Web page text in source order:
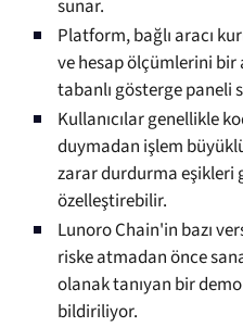
sunar.
Platform, bağlı aracı
ve hesap ölçümlerini
tabanlı gösterge paneli
Kullanıcılar genellikle
duymadan işlem
zarar durdurma eşikleri
özelleştirebilir.
Lunoro Chain'in bazı
riske atmadan önce
olanak tanıyan bir
bildiriliyor.